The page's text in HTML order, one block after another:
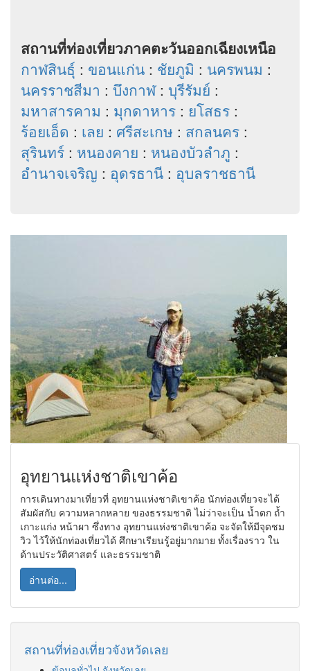
สถานที่ท่องเที่ยวภาคตะวันออกเฉียงเหนือ
กาฬสินธุ์ : ขอนแก่น : ชัยภูมิ : นครพนม :
นครราชสีมา : บึงกาฬ: บุรีรัมย์ :
มหาสารคาม : มุกดาหาร : ยโสธร :
ร้อยเอ็ด : เลย : ศรีสะเกษ : สกลนคร :
สุรินทร์ : หนองคาย : หนองบัวลำภู :
อำนาจเจริญ : อุดรธานี : อุบลราชธานี
อุทยานแห่งชาติเขาค้อ
การเดินทางมาเที่ยวที่ อุทยานแห่งชาติเขาค้อ นักท่องเที่ยวจะได้
สัมผัสกับ ความหลากหลาย ของธรรมชาติ ไม่ว่าจะเป็น น้ำตก ถ้ำ
เกาะแก่ง หน้าผา ซึ่งทาง อุทยานแห่งชาติเขาค้อ จะจัดให้มีจุดชม
วิว ไว้ให้นักท่องเที่ยวได้ ศึกษาเรียนรู้อยู่มากมาย ทั้งเรื่องราว ใน
ด้านประวัติศาสตร์ และธรรมชาติ
อ่านต่อ...
สถานที่ท่องเที่ยวจังหวัดเลย